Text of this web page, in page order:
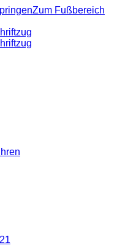
Zum Fußbereich